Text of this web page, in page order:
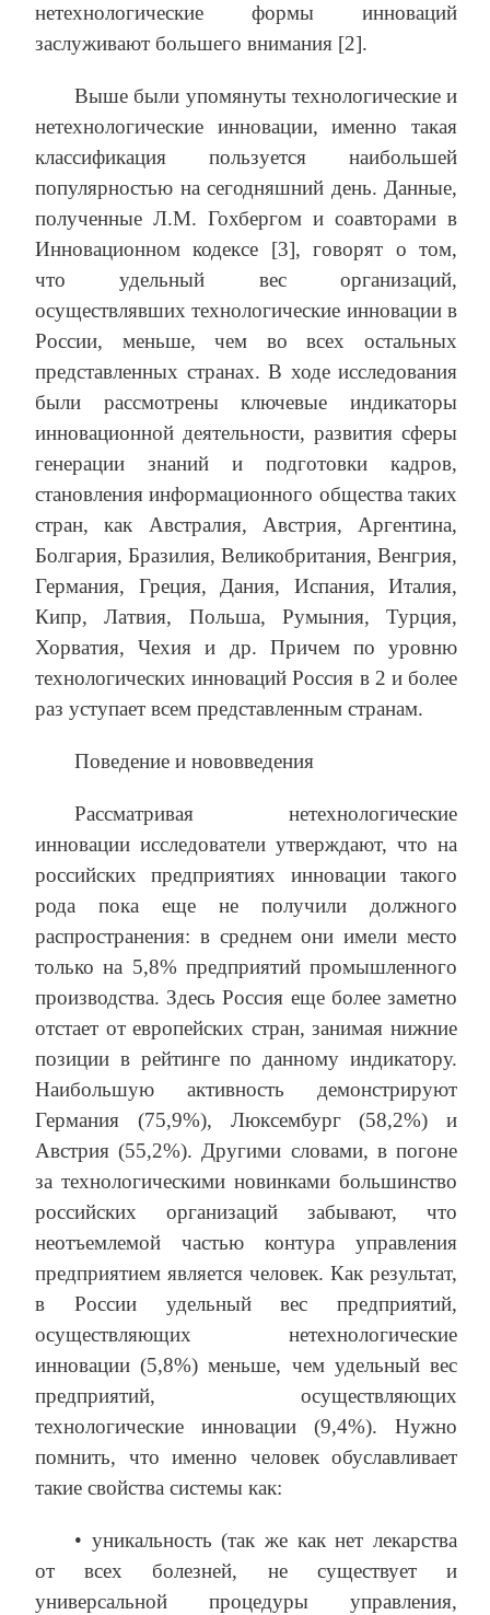
нетехнологические формы инноваций
заслуживают большего внимания [2].
Выше были упомянуты технологические и
нетехнологические инновации, именно такая
классификация пользуется наибольшей
популярностью на сегодняшний день. Данные,
полученные Л.М. Гохбергом и соавторами в
Инновационном кодексе [3], говорят о том,
что удельный вес организаций,
осуществлявших технологические инновации в
России, меньше, чем во всех остальных
представленных странах. В ходе исследования
были рассмотрены ключевые индикаторы
инновационной деятельности, развития сферы
генерации знаний и подготовки кадров,
становления информационного общества таких
стран, как Австралия, Австрия, Аргентина,
Болгария, Бразилия, Великобритания, Венгрия,
Германия, Греция, Дания, Испания, Италия,
Кипр, Латвия, Польша, Румыния, Турция,
Хорватия, Чехия и др. Причем по уровню
технологических инноваций Россия в 2 и более
раз уступает всем представленным странам.
Поведение и нововведения
Рассматривая нетехнологические
инновации исследователи утверждают, что на
российских предприятиях инновации такого
рода пока еще не получили должного
распространения: в среднем они имели место
только на 5,8% предприятий промышленного
производства. Здесь Россия еще более заметно
отстает от европейских стран, занимая нижние
позиции в рейтинге по данному индикатору.
Наибольшую активность демонстрируют
Германия (75,9%), Люксембург (58,2%) и
Австрия (55,2%). Другими словами, в погоне
за технологическими новинками большинство
российских организаций забывают, что
неотъемлемой частью контура управления
предприятием является человек. Как результат,
в России удельный вес предприятий,
осуществляющих нетехнологические
инновации (5,8%) меньше, чем удельный вес
предприятий, осуществляющих
технологические инновации (9,4%). Нужно
помнить, что именно человек обуславливает
такие свойства системы как:
• уникальность (так же как нет лекарства
от всех болезней, не существует и
универсальной процедуры управления,